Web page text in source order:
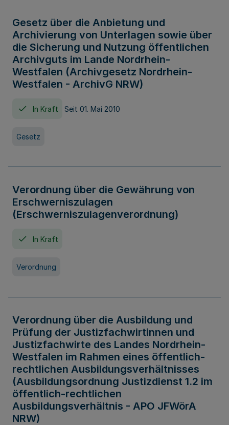
Gesetz über die Anbietung und
Archivierung von Unterlagen sowie über
die Sicherung und Nutzung öffentlichen
Archivguts im Lande Nordrhein-
Westfalen (Archivgesetz Nordrhein-
Westfalen - ArchivG NRW)
In Kraft Seit 01. Mai 2010
Gesetz
Verordnung über die Gewährung von
Erschwerniszulagen
(Erschwerniszulagenverordnung)
In Kraft
Verordnung
Verordnung über die Ausbildung und
Prüfung der Justizfachwirtinnen und
Justizfachwirte des Landes Nordrhein-
Westfalen im Rahmen eines öffentlich-
rechtlichen Ausbildungsverhältnisses
(Ausbildungsordnung Justizdienst 1.2 im
öffentlich-rechtlichen
Ausbildungsverhältnis - APO JFWörA
NRW)